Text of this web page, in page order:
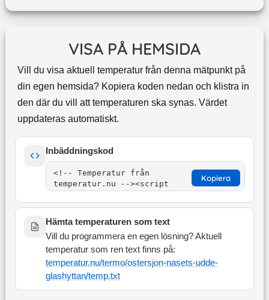
VISA PÅ HEMSIDA
Vill du visa aktuell temperatur från denna mätpunkt på
din egen hemsida? Kopiera koden nedan och klistra in
den där du vill att temperaturen ska synas. Värdet
uppdateras automatiskt.
Inbäddningskod
Kopiera
Hämta temperaturen som text
Vill du programmera en egen lösning? Aktuell
temperatur som ren text finns på:
temperatur.nu/termo/ostersjon-nasets-udde-
glashyttan/temp.txt